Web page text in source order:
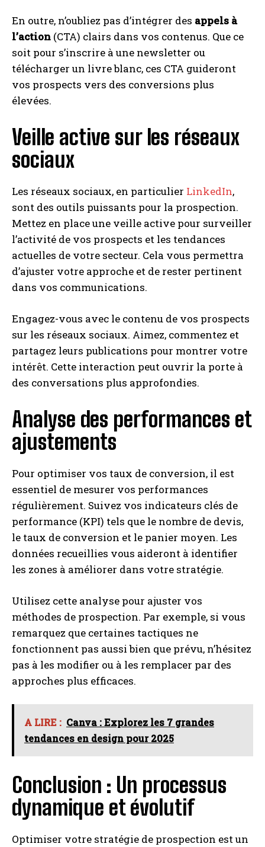
En outre, n’oubliez pas d’intégrer des appels à
l’action (CTA) clairs dans vos contenus. Que ce
soit pour s’inscrire à une newsletter ou
télécharger un livre blanc, ces CTA guideront
vos prospects vers des conversions plus
élevées.
Veille active sur les réseaux
sociaux
Les réseaux sociaux, en particulier LinkedIn,
sont des outils puissants pour la prospection.
Mettez en place une veille active pour surveiller
l’activité de vos prospects et les tendances
actuelles de votre secteur. Cela vous permettra
d’ajuster votre approche et de rester pertinent
dans vos communications.
Engagez-vous avec le contenu de vos prospects
sur les réseaux sociaux. Aimez, commentez et
partagez leurs publications pour montrer votre
intérêt. Cette interaction peut ouvrir la porte à
des conversations plus approfondies.
Analyse des performances et
ajustements
Pour optimiser vos taux de conversion, il est
essentiel de mesurer vos performances
régulièrement. Suivez vos indicateurs clés de
performance (KPI) tels que le nombre de devis,
le taux de conversion et le panier moyen. Les
données recueillies vous aideront à identifier
les zones à améliorer dans votre stratégie.
Utilisez cette analyse pour ajuster vos
méthodes de prospection. Par exemple, si vous
remarquez que certaines tactiques ne
fonctionnent pas aussi bien que prévu, n’hésitez
pas à les modifier ou à les remplacer par des
approches plus efficaces.
A LIRE : Canva : Explorez les 7 grandes
tendances en design pour 2025
Conclusion : Un processus
dynamique et évolutif
Optimiser votre stratégie de prospection est un